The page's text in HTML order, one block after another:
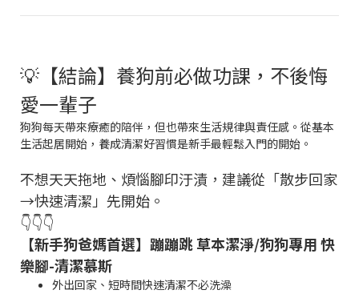
💡【結論】養狗前必做功課，不後悔
愛一輩子
狗狗每天帶來療癒的陪伴，但也帶來生活規律與責任感。從基本
生活起居開始，養成清潔好習慣是新手最輕鬆入門的開始。
不想天天拖地、煩惱腳印汙漬，建議從「散步回家
→快速清潔」先開始。
👇👇👇
【新手狗爸媽首選】蹦蹦跳 草本潔淨/狗狗專用 快
樂腳-清潔慕斯
外出回家、短時間快速清潔不必洗澡